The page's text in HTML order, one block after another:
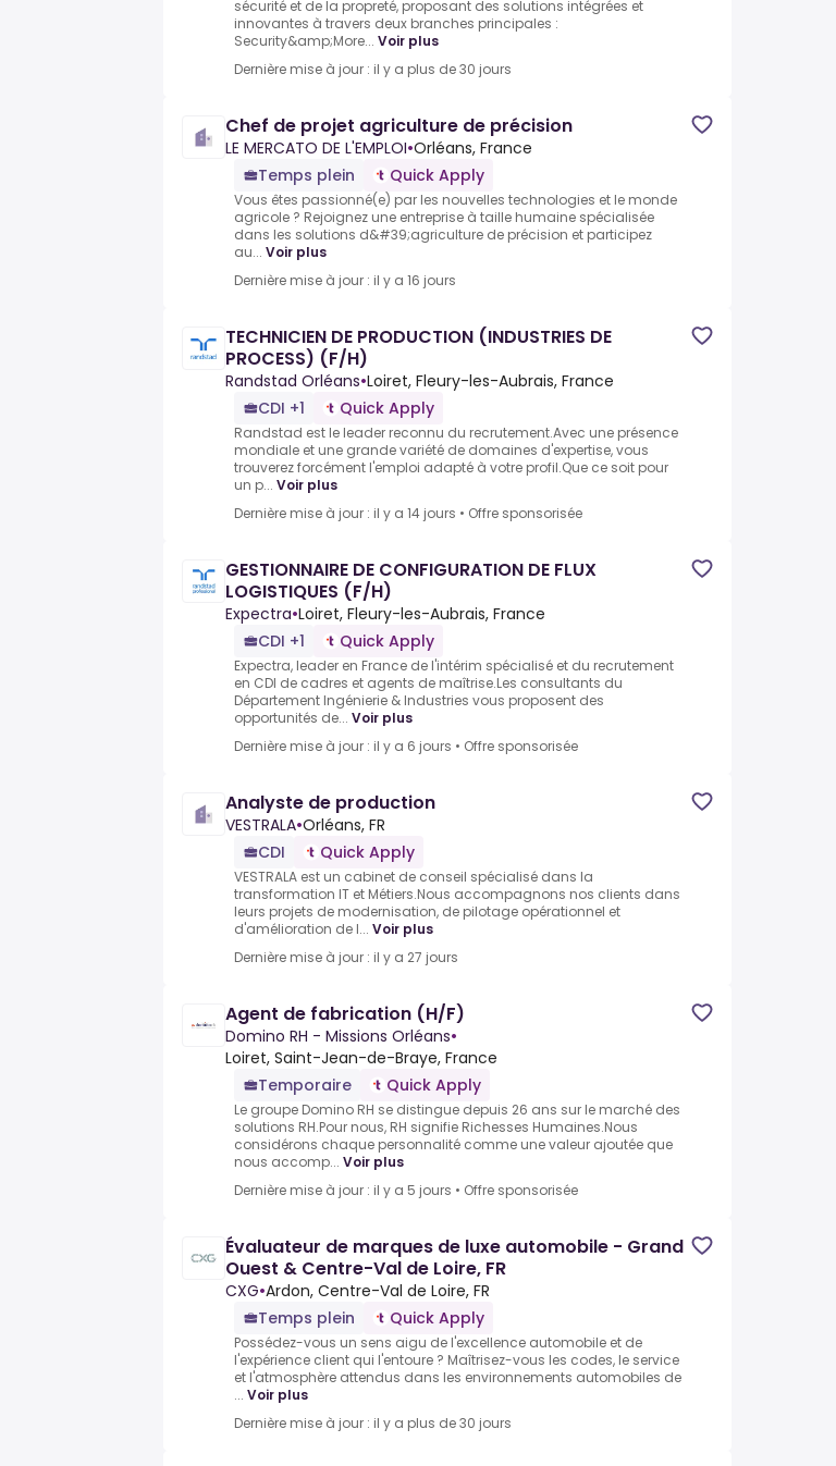
sécurité et de la propreté, proposant des solutions intégrées et
innovantes à travers deux branches principales :
Security&amp;More... Voir plus
Dernière mise à jour : il y a plus de 30 jours
Chef de projet agriculture de précision
LE MERCATO DE L'EMPLOI•Orléans, France
Temps plein
Quick Apply
Vous êtes passionné(e) par les nouvelles technologies et le monde
agricole ? Rejoignez une entreprise à taille humaine spécialisée
dans les solutions d&#39;agriculture de précision et participez
au... Voir plus
Dernière mise à jour : il y a 16 jours
TECHNICIEN DE PRODUCTION (INDUSTRIES DE
PROCESS) (F/H)
Randstad Orléans•Loiret, Fleury-les-Aubrais, France
CDI +1
Quick Apply
Randstad est le leader reconnu du recrutement.Avec une présence
mondiale et une grande variété de domaines d'expertise, vous
trouverez forcément l'emploi adapté à votre profil.Que ce soit pour
un p... Voir plus
Dernière mise à jour : il y a 14 jours • Offre sponsorisée
GESTIONNAIRE DE CONFIGURATION DE FLUX
LOGISTIQUES (F/H)
Expectra•Loiret, Fleury-les-Aubrais, France
CDI +1
Quick Apply
Expectra, leader en France de l'intérim spécialisé et du recrutement
en CDI de cadres et agents de maîtrise.Les consultants du
Département Ingénierie & Industries vous proposent des
opportunités de... Voir plus
Dernière mise à jour : il y a 6 jours • Offre sponsorisée
Analyste de production
VESTRALA•Orléans, FR
CDI
Quick Apply
VESTRALA est un cabinet de conseil spécialisé dans la
transformation IT et Métiers.Nous accompagnons nos clients dans
leurs projets de modernisation, de pilotage opérationnel et
d'amélioration de l... Voir plus
Dernière mise à jour : il y a 27 jours
Agent de fabrication (H/F)
Domino RH - Missions Orléans•
Loiret, Saint-Jean-de-Braye, France
Temporaire
Quick Apply
Le groupe Domino RH se distingue depuis 26 ans sur le marché des
solutions RH.Pour nous, RH signifie Richesses Humaines.Nous
considérons chaque personnalité comme une valeur ajoutée que
nous accomp... Voir plus
Dernière mise à jour : il y a 5 jours • Offre sponsorisée
Évaluateur de marques de luxe automobile - Grand
Ouest & Centre-Val de Loire, FR
CXG•Ardon, Centre-Val de Loire, FR
Temps plein
Quick Apply
Possédez-vous un sens aigu de l'excellence automobile et de
l'expérience client qui l'entoure ? Maîtrisez-vous les codes, le service
et l'atmosphère attendus dans les environnements automobiles de
... Voir plus
Dernière mise à jour : il y a plus de 30 jours